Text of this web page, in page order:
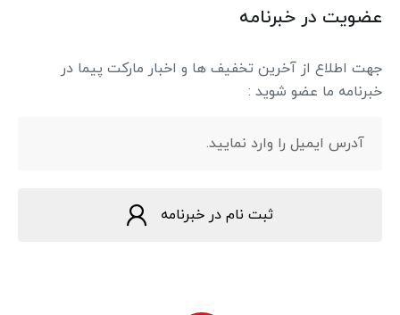
عضویت در خبرنامه
جهت اطلاع از آخرین تخفیف ها و اخبار مارکت پیما در
خبرنامه ما عضو شوید :
ثبت نام در خبرنامه